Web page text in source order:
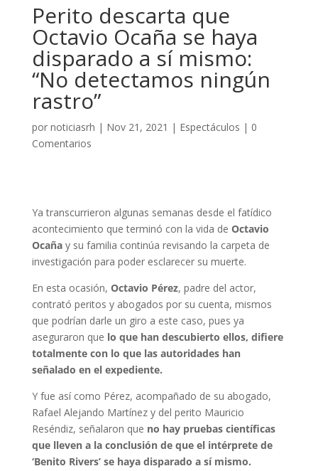
Perito descarta que
Octavio Ocaña se haya
disparado a sí mismo:
“No detectamos ningún
rastro”
por noticiasrh | Nov 21, 2021 | Espectáculos | 0
Comentarios
Ya transcurrieron algunas semanas desde el fatídico
acontecimiento que terminó con la vida de Octavio
Ocañay su familia continúa revisando la carpeta de
investigación para poder esclarecer su muerte.
En esta ocasión, Octavio Pérez, padre del actor,
contrató peritos y abogados por su cuenta, mismos
que podrían darle un giro a este caso, pues ya
aseguraron que lo que han descubierto ellos, difiere
totalmente con lo que las autoridades han
señalado en el expediente.
Y fue así como Pérez, acompañado de su abogado,
Rafael Alejando Martínez y del perito Mauricio
Reséndiz, señalaron que no hay pruebas científicas
que lleven a la conclusión de que el intérprete de
‘Benito Rivers’ se haya disparado a sí mismo.